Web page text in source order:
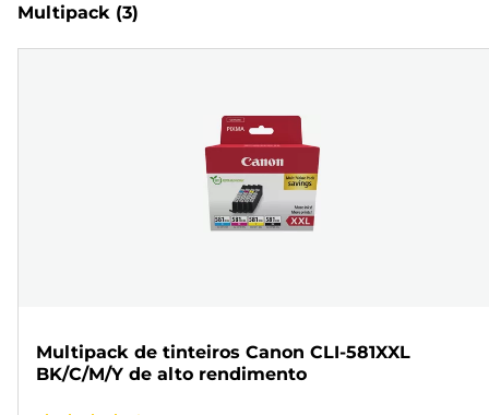
Multipack (3)
Multipack de tinteiros Canon CLI-581XXL
BK/C/M/Y de alto rendimento